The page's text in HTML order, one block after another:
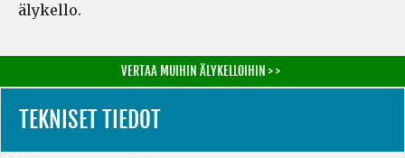
älykello.
VERTAA MUIHIN ÄLYKELLOIHIN > >
TEKNISET TIEDOT